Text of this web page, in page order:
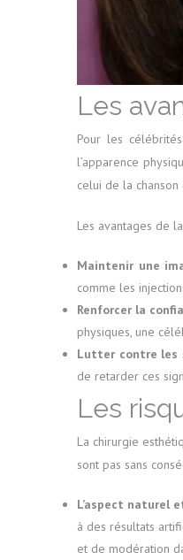
Les
Pour les
l’apparence
celui de la
Les avantages de
Maintenir une
comme les
Renforcer la
physiques, une
Lutter contre les
de retarder ces
Les
La chirurgie
sont pas sans
L’aspect naturel
à des résultats
et de modération